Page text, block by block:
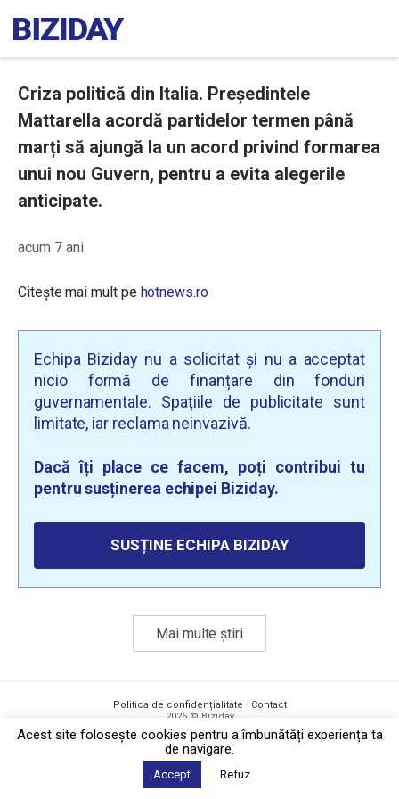
Criza politică din Italia. Președintele
Mattarella acordă partidelor termen până
marți să ajungă la un acord privind formarea
unui nou Guvern, pentru a evita alegerile
anticipate.
acum 7 ani
Citește mai mult pe hotnews.ro
Echipa Biziday nu a solicitat și nu a acceptat
nicio formă de finanțare din fonduri
guvernamentale. Spațiile de publicitate sunt
limitate, iar reclama neinvazivă.
Dacă îți place ce facem, poți contribui tu
pentru susținerea echipei Biziday.
SUSȚINE ECHIPA BIZIDAY
Mai multe știri
Politica de confidențialitate · Contact
2026 © Biziday
Acest site foloseşte cookies pentru a îmbunătăți experiența ta
de navigare.
Accept Refuz